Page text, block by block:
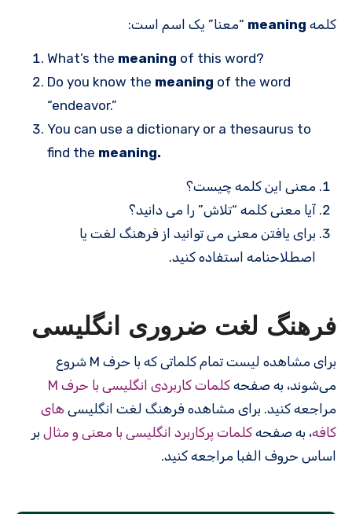
کلمه meaning “معنا” یک اسم است:
What’s the meaning of this word?
Do you know the meaning of the word
“endeavor.”
You can use a dictionary or a thesaurus to
find the meaning.
معنی این کلمه چیست؟
آیا معنی کلمه “تلاش” را می دانید؟
برای یافتن معنی می توانید از فرهنگ لغت یا
اصطلاحنامه استفاده کنید.
فرهنگ لغت ضروری انگلیسی
برای مشاهده لیست تمام کلماتی که با حرف M شروع
می‌شوند، به صفحه کلمات کاربردی انگلیسی با حرف M
مراجعه کنید. برای مشاهده فرهنگ لغت انگلیسی های
کافه، به صفحه کلمات پرکاربرد انگلیسی با معنی و مثال بر
اساس حروف الفبا مراجعه کنید.